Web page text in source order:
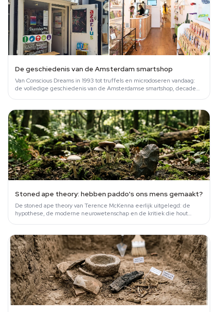
De geschiedenis van de Amsterdam smartshop
Van Conscious Dreams in 1993 tot truffels en microdoseren vandaag:
de volledige geschiedenis van de Amsterdamse smartshop, decade
Stoned ape theory: hebben paddo's ons mens gemaakt?
De stoned ape theory van Terence McKenna eerlijk uitgelegd: de
hypothese, de moderne neurowetenschap en de kritiek die hout